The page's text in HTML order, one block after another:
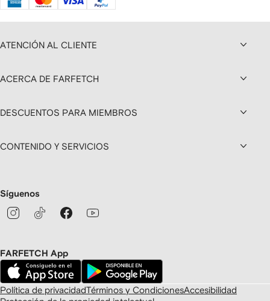
ATENCIÓN AL CLIENTE
ACERCA DE FARFETCH
DESCUENTOS PARA MIEMBROS
CONTENIDO Y SERVICIOS
Síguenos
FARFETCH App
Política de privacidadTérminos y CondicionesAccesibilidad